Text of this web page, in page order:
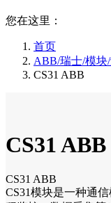
您在这里：
首页
ABB/瑞士/模块
CS31 ABB
CS31 ABB
CS31 ABB
CS31模块是一种通